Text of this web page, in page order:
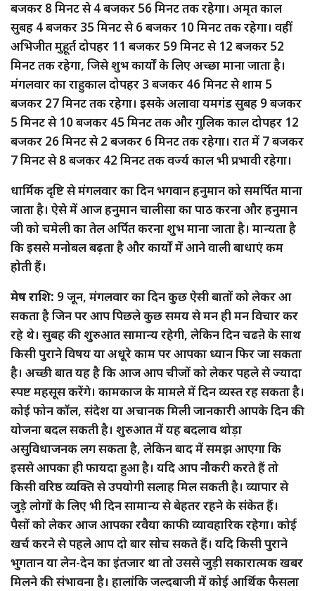
बजकर 8 मिनट से 4 बजकर 56 मिनट तक रहेगा। अमृत काल
सुबह 4 बजकर 35 मिनट से 6 बजकर 10 मिनट तक रहेगा। वहीं
अभिजीत मुहूर्त दोपहर 11 बजकर 59 मिनट से 12 बजकर 52
मिनट तक रहेगा, जिसे शुभ कार्यों के लिए अच्छा माना जाता है।
मंगलवार का राहुकाल दोपहर 3 बजकर 46 मिनट से शाम 5
बजकर 27 मिनट तक रहेगा। इसके अलावा यमगंड सुबह 9 बजकर
5 मिनट से 10 बजकर 45 मिनट तक और गुलिक काल दोपहर 12
बजकर 26 मिनट से 2 बजकर 6 मिनट तक रहेगा। रात में 7 बजकर
7 मिनट से 8 बजकर 42 मिनट तक वर्ज्य काल भी प्रभावी रहेगा।
धार्मिक दृष्टि से मंगलवार का दिन भगवान हनुमान को समर्पित माना
जाता है। ऐसे में आज हनुमान चालीसा का पाठ करना और हनुमान
जी को चमेली का तेल अर्पित करना शुभ माना जाता है। मान्यता है
कि इससे मनोबल बढ़ता है और कार्यों में आने वाली बाधाएं कम
होती हैं।
मेष राशि: 9 जून, मंगलवार का दिन कुछ ऐसी बातों को लेकर आ
सकता है जिन पर आप पिछले कुछ समय से मन ही मन विचार कर
रहे थे। सुबह की शुरुआत सामान्य रहेगी, लेकिन दिन चढऩे के साथ
किसी पुराने विषय या अधूरे काम पर आपका ध्यान फिर जा सकता
है। अच्छी बात यह है कि आज आप चीजों को लेकर पहले से ज्यादा
स्पष्ट महसूस करेंगे। कामकाज के मामले में दिन व्यस्त रह सकता है।
कोई फोन कॉल, संदेश या अचानक मिली जानकारी आपके दिन की
योजना बदल सकती है। शुरुआत में यह बदलाव थोड़ा
असुविधाजनक लग सकता है, लेकिन बाद में समझ आएगा कि
इससे आपका ही फायदा हुआ है। यदि आप नौकरी करते हैं तो
किसी वरिष्ठ व्यक्ति से उपयोगी सलाह मिल सकती है। व्यापार से
जुड़े लोगों के लिए भी दिन सामान्य से बेहतर रहने के संकेत हैं।
पैसों को लेकर आज आपका रवैया काफी व्यावहारिक रहेगा। कोई
खर्च करने से पहले आप दो बार सोच सकते हैं। यदि किसी पुराने
भुगतान या लेन-देन का इंतजार था तो उससे जुड़ी सकारात्मक खबर
मिलने की संभावना है। हालांकि जल्दबाजी में कोई आर्थिक फैसला